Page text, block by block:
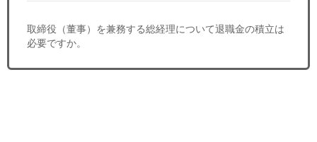
取締役（董事）を兼務する総経理について退職金の積立は
必要ですか。